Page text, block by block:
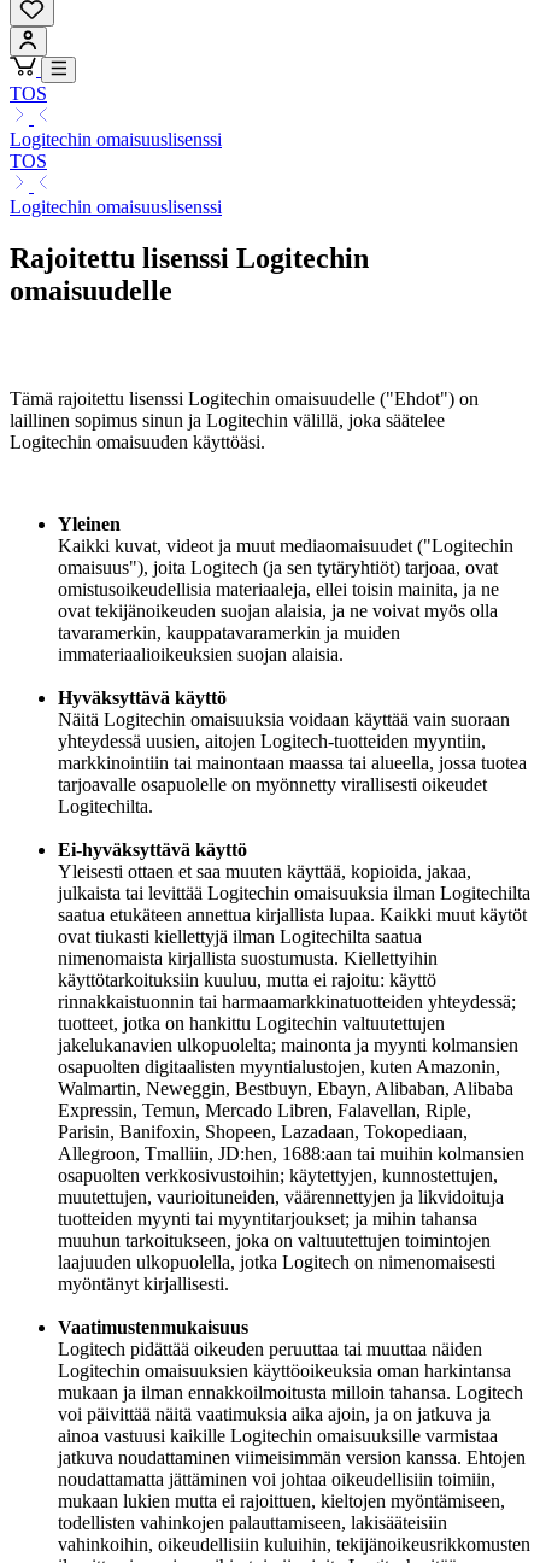
TOS
Logitechin omaisuuslisenssi
TOS
Logitechin omaisuuslisenssi
Rajoitettu lisenssi Logitechin
omaisuudelle
Tämä rajoitettu lisenssi Logitechin omaisuudelle ("Ehdot") on
laillinen sopimus sinun ja Logitechin välillä, joka säätelee
Logitechin omaisuuden käyttöäsi.
Yleinen
Kaikki kuvat, videot ja muut mediaomaisuudet ("Logitechin
omaisuus"), joita Logitech (ja sen tytäryhtiöt) tarjoaa, ovat
omistusoikeudellisia materiaaleja, ellei toisin mainita, ja ne
ovat tekijänoikeuden suojan alaisia, ja ne voivat myös olla
tavaramerkin, kauppatavaramerkin ja muiden
immateriaalioikeuksien suojan alaisia.
Hyväksyttävä käyttö
Näitä Logitechin omaisuuksia voidaan käyttää vain suoraan
yhteydessä uusien, aitojen Logitech-tuotteiden myyntiin,
markkinointiin tai mainontaan maassa tai alueella, jossa tuotea
tarjoavalle osapuolelle on myönnetty virallisesti oikeudet
Logitechilta.
Ei-hyväksyttävä käyttö
Yleisesti ottaen et saa muuten käyttää, kopioida, jakaa,
julkaista tai levittää Logitechin omaisuuksia ilman Logitechilta
saatua etukäteen annettua kirjallista lupaa. Kaikki muut käytöt
ovat tiukasti kiellettyjä ilman Logitechilta saatua
nimenomaista kirjallista suostumusta. Kiellettyihin
käyttötarkoituksiin kuuluu, mutta ei rajoitu: käyttö
rinnakkaistuonnin tai harmaamarkkinatuotteiden yhteydessä;
tuotteet, jotka on hankittu Logitechin valtuutettujen
jakelukanavien ulkopuolelta; mainonta ja myynti kolmansien
osapuolten digitaalisten myyntialustojen, kuten Amazonin,
Walmartin, Neweggin, Bestbuyn, Ebayn, Alibaban, Alibaba
Expressin, Temun, Mercado Libren, Falavellan, Riple,
Parisin, Banifoxin, Shopeen, Lazadaan, Tokopediaan,
Allegroon, Tmalliin, JD:hen, 1688:aan tai muihin kolmansien
osapuolten verkkosivustoihin; käytettyjen, kunnostettujen,
muutettujen, vaurioituneiden, väärennettyjen ja likvidoituja
tuotteiden myynti tai myyntitarjoukset; ja mihin tahansa
muuhun tarkoitukseen, joka on valtuutettujen toimintojen
laajuuden ulkopuolella, jotka Logitech on nimenomaisesti
myöntänyt kirjallisesti.
Vaatimustenmukaisuus
Logitech pidättää oikeuden peruuttaa tai muuttaa näiden
Logitechin omaisuuksien käyttöoikeuksia oman harkintansa
mukaan ja ilman ennakkoilmoitusta milloin tahansa. Logitech
voi päivittää näitä vaatimuksia aika ajoin, ja on jatkuva ja
ainoa vastuusi kaikille Logitechin omaisuuksille varmistaa
jatkuva noudattaminen viimeisimmän version kanssa. Ehtojen
noudattamatta jättäminen voi johtaa oikeudellisiin toimiin,
mukaan lukien mutta ei rajoittuen, kieltojen myöntämiseen,
todellisten vahinkojen palauttamiseen, lakisääteisiin
vahinkoihin, oikeudellisiin kuluihin, tekijänoikeusrikkomusten